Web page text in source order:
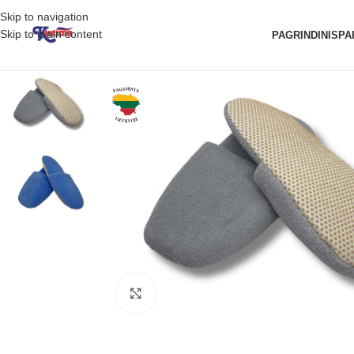
Skip to navigation
Skip to main content
PAGRINDINIS